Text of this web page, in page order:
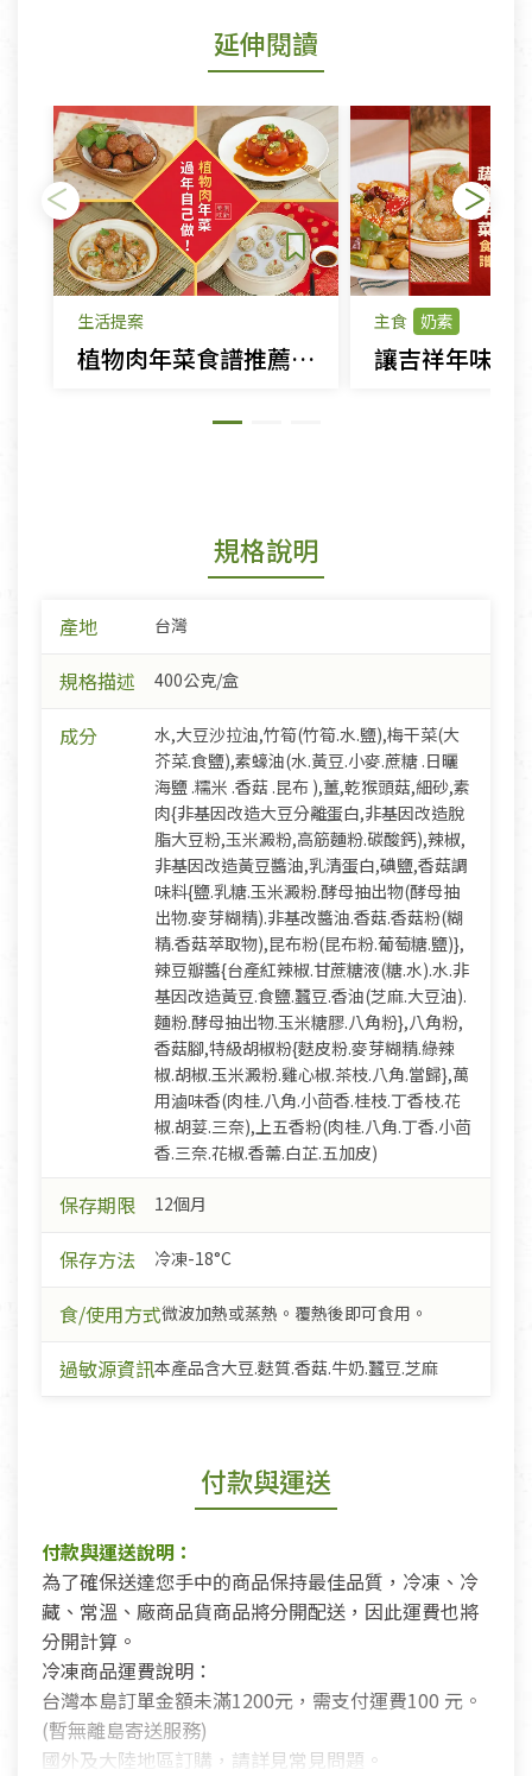
延伸閱讀
生活提案
植物肉年菜食譜推薦｜黃萬金老師教你做素食獅子頭、珍珠丸子
主食 奶素
規格說明
產地 台灣
規格描述 400公克/盒
成分
水,大豆沙拉油,竹筍(竹筍.水.鹽),梅干菜(大
芥菜.食鹽),素蠔油(水.黃豆.小麥.蔗糖 .日曬
海鹽 .糯米 .香菇 .昆布 ),薑,乾猴頭菇,細砂,素
肉{非基因改造大豆分離蛋白,非基因改造脫
脂大豆粉,玉米澱粉,高筋麵粉.碳酸鈣),辣椒,
非基因改造黃豆醬油,乳清蛋白,碘鹽,香菇調
味料{鹽.乳糖.玉米澱粉.酵母抽出物(酵母抽
出物.麥芽糊精).非基改醬油.香菇.香菇粉(糊
精.香菇萃取物),昆布粉(昆布粉.葡萄糖.鹽)},
辣豆瓣醬{台產紅辣椒.甘蔗糖液(糖.水).水.非
基因改造黃豆.食鹽.蠶豆.香油(芝麻.大豆油).
麵粉.酵母抽出物.玉米糖膠.八角粉},八角粉,
香菇腳,特級胡椒粉{麩皮粉.麥芽糊精.綠辣
椒.胡椒.玉米澱粉.雞心椒.茶枝.八角.當歸},萬
用滷味香(肉桂.八角.小茴香.桂枝.丁香枝.花
椒.胡荽.三奈),上五香粉(肉桂.八角.丁香.小茴
香.三奈.花椒.香薷.白芷.五加皮)
保存期限 12個月
保存方法 冷凍-18°C
食/使用方式微波加熱或蒸熱。覆熱後即可食用。
過敏源資訊本產品含大豆.麩質.香菇.牛奶.蠶豆.芝麻
付款與運送
付款與運送說明：
為了確保送達您手中的商品保持最佳品質，冷凍、冷
藏、常溫、廠商品貨商品將分開配送，因此運費也將
分開計算。
冷凍商品運費說明：
台灣本島訂單金額未滿1200元，需支付運費100 元。
(暫無離島寄送服務)
國外及大陸地區訂購，請詳見常見問題。